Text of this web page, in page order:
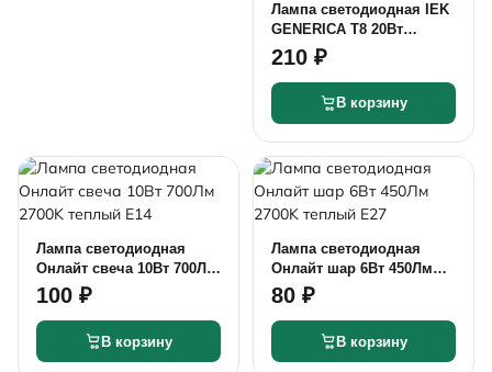
Лампа светодиодная IEK
GENERICA T8 20Вт
2000Лм 4000k
нейтральный G13
210 ₽
В корзину
Лампа светодиодная
Онлайт свеча 10Вт 700Лм
2700K теплый Е14
100 ₽
В корзину
Лампа светодиодная
Онлайт шар 6Вт 450Лм
2700K теплый Е27
80 ₽
В корзину